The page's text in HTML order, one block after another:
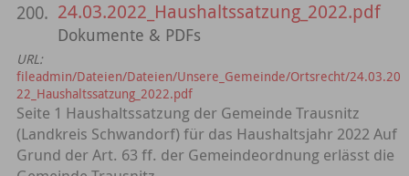
200. 24.03.2022_Haushaltssatzung_2022.pdf
Dokumente & PDFs
URL:
fileadmin/Dateien/Dateien/Unsere_Gemeinde/Ortsrecht/24.03.20
22_Haushaltssatzung_2022.pdf
Seite 1 Haushaltssatzung der Gemeinde Trausnitz
(Landkreis Schwandorf) für das Haushaltsjahr 2022 Auf
Grund der Art. 63 ff. der Gemeindeordnung erlässt die